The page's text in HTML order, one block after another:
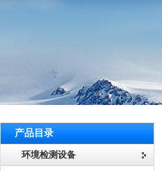
产品目录
环境检测设备